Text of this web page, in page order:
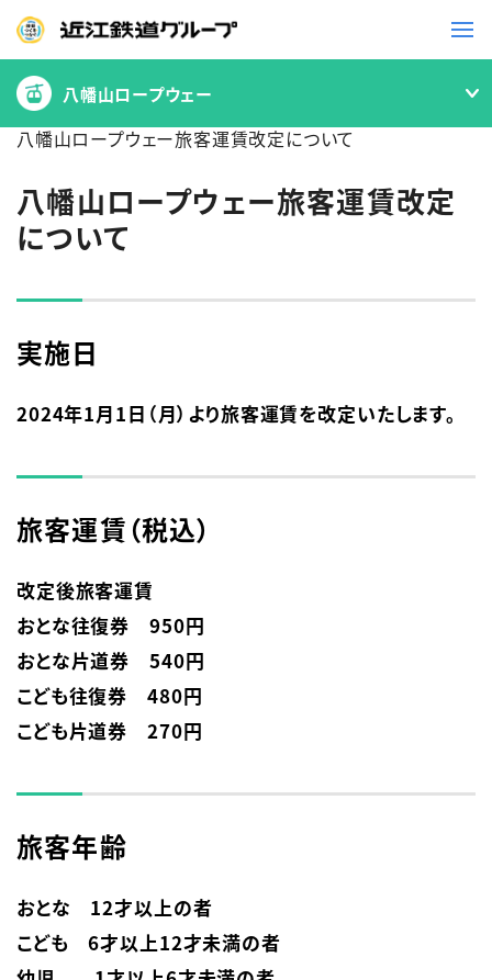
鉄道
事業一覧
観光・イベント情報
ニュースリリース
採用情報
お問い合わせ一覧
English 簡体中文
八幡山ロープウェー
八幡山ロープウェー旅客運賃改定について
八幡山ロープウェー旅客運賃改定
について
実施日
2024年1月1日（月）より旅客運賃を改定いたします。
旅客運賃（税込）
改定後旅客運賃
おとな往復券　950円
おとな片道券　540円
こども往復券　480円
こども片道券　270円
旅客年齢
おとな　12才以上の者
こども　6才以上12才未満の者